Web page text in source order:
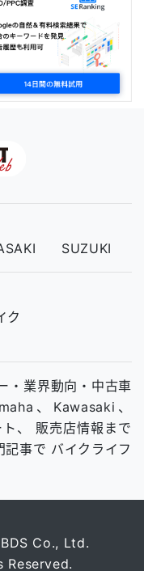
SUZUKI
ク
・業界動向・中古車
、Kawasaki、
、 販売店情報まで
事で バイクライフ
Co., Ltd.
Reserved.